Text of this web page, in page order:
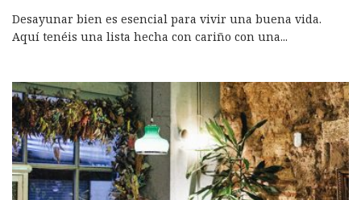
Desayunar bien es esencial para vivir una buena vida.
Aquí tenéis una lista hecha con cariño con una...